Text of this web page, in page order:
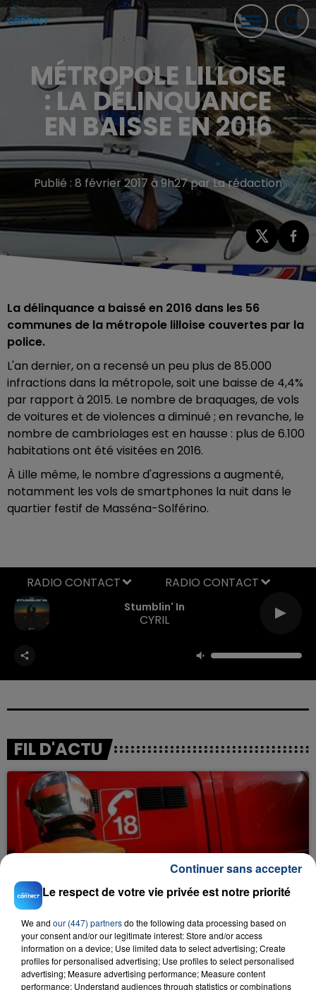
MÉTROPOLE LILLOISE
: LA DÉLINQUANCE
EN BAISSE EN 2016
Publié : 8 février 2017 à 9h27 par La rédaction
La délinquance a baissé en 2016 dans les 56
communes de la métropole lilloise couvertes par la
police.
L'an dernier, on a recensé un peu plus de 85.000
infractions dans la métropole, soit une baisse de 4,4%
par rapport à 2015. Le nombre de braquages, de vols
de voitures et de violences a diminué ; en revanche, le
nombre de cambriolages est en hausse : plus de 6.100
habitations ont été visitées en 2016.
À Lille même, le nombre d'agressions a augmenté,
notamment les vols de smartphones la nuit dans le
quartier festif de Masséna-Solférino.
Stumblin' In
CYRIL
RADIO CONTACT
FIL D'ACTU
23 juillet 2026
INCENDIE MORTEL À LENS : UNE FEMME ET
SON BÉBÉ ENTRE LA VIE ET LA...
Un homme s'est immolé par le feu après avoir
aspergé sa compagne et leur bébé de trois mois
d'un liquide inflammable.
Le respect de votre vie privée est notre priorité
We and our (447) partnersdo the following data processing based on
your consent and/or our legitimate interest: Store and/or access
information on a device; Use limited data to select advertising; Create
profiles for personalised advertising; Use profiles to select personalised
advertising; Measure advertising performance; Measure content
performance; Understand audiences through statistics or combinations
Continuer sans accepter